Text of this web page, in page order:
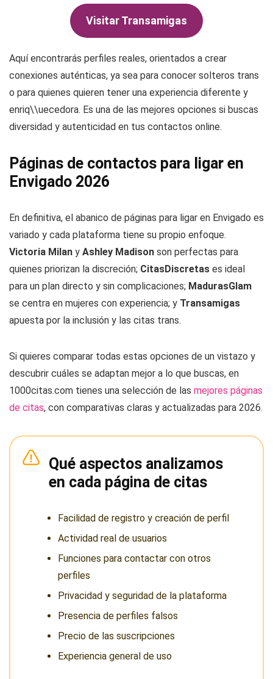
Visitar Transamigas
Aquí encontrarás perfiles reales, orientados a crear
conexiones auténticas, ya sea para conocer solteros trans
o para quienes quieren tener una experiencia diferente y
enriq\\uecedora. Es una de las mejores opciones si buscas
diversidad y autenticidad en tus contactos online.
Páginas de contactos para ligar en
Envigado 2026
En definitiva, el abanico de páginas para ligar en Envigado es
variado y cada plataforma tiene su propio enfoque.
Victoria Milan y Ashley Madison son perfectas para
quienes priorizan la discreción; CitasDiscretas es ideal
para un plan directo y sin complicaciones; MadurasGlam
se centra en mujeres con experiencia; y Transamigas
apuesta por la inclusión y las citas trans.
Si quieres comparar todas estas opciones de un vistazo y
descubrir cuáles se adaptan mejor a lo que buscas, en
1000citas.com tienes una selección de las mejores páginas
de citas, con comparativas claras y actualizadas para 2026.
Qué aspectos analizamos
en cada página de citas
Facilidad de registro y creación de perfil
Actividad real de usuarios
Funciones para contactar con otros
perfiles
Privacidad y seguridad de la plataforma
Presencia de perfiles falsos
Precio de las suscripciones
Experiencia general de uso